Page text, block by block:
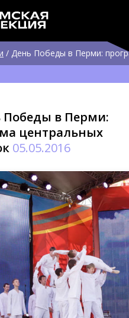
/ День Победы в Перми:
Победы в Перми:
центральных
05.05.2016